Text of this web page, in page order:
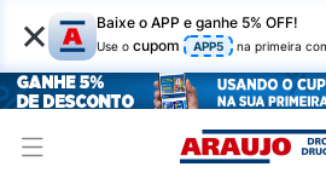
× Baixe o APP e ganhe 5% OFF!
Use o cupom APP5 na primeira